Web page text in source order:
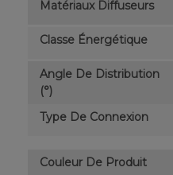
Matériaux Diffuseurs
Classe Énergétique
Angle De Distribution
(°)
Type De Connexion
Couleur De Produit